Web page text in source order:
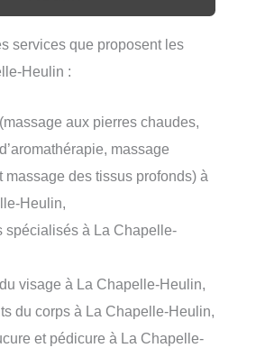
services que proposent les
Heulin :
aux pierres chaudes,
massage
massage des tissus profonds) à
Heulin,
spécialisés à La Chapelle-
visage à La Chapelle-Heulin,
du corps à La Chapelle-Heulin,
et pédicure à La Chapelle-